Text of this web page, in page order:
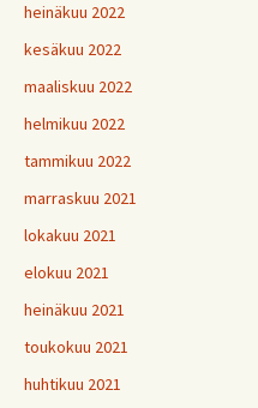
heinäkuu 2022
kesäkuu 2022
maaliskuu 2022
helmikuu 2022
tammikuu 2022
marraskuu 2021
lokakuu 2021
elokuu 2021
heinäkuu 2021
toukokuu 2021
huhtikuu 2021